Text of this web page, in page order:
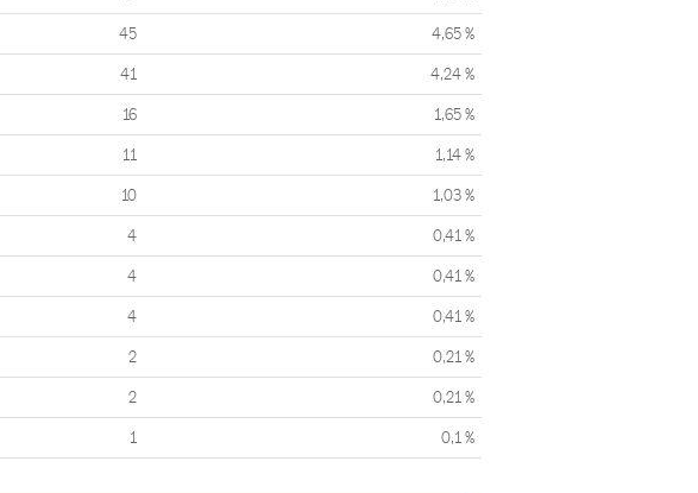
45 4,65 %
41 4,24 %
16 1,65 %
11 1,14 %
10 1,03 %
4 0,41 %
4 0,41 %
4 0,41 %
2 0,21 %
2 0,21 %
1 0,1 %